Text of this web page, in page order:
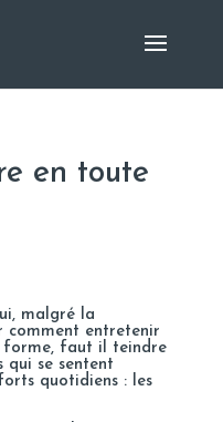
en toute
malgré la
comment entretenir
faut il teindre
qui se sentent
quotidiens : les